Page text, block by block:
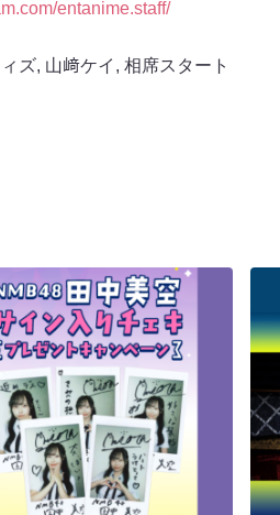
entanime.staff/
ズ, 山﨑ケイ , 相席スタート